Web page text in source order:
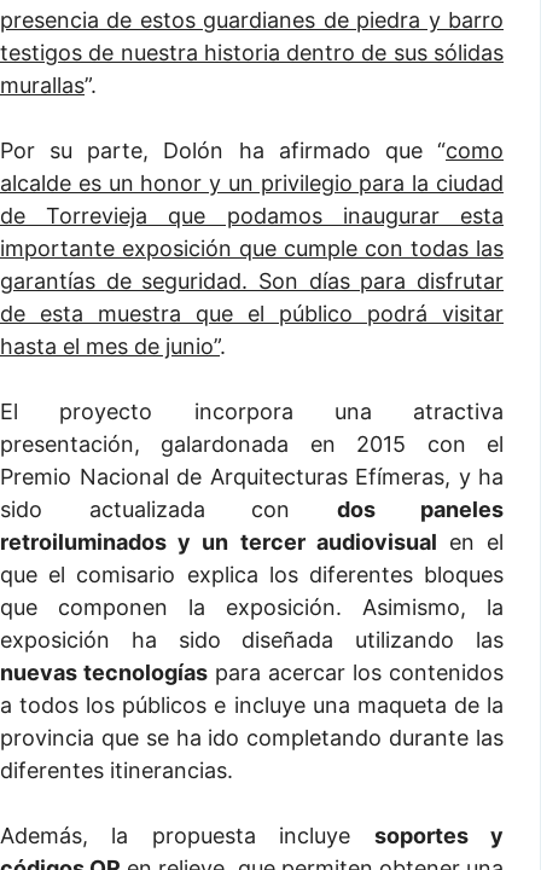
presencia de estos guardianes de piedra y barro
testigos de nuestra historia dentro de sus sólidas
murallas”.
Por su parte, Dolón ha afirmado que “como
alcalde es un honor y un privilegio para la ciudad
de Torrevieja que podamos inaugurar esta
importante exposición que cumple con todas las
garantías de seguridad. Son días para disfrutar
de esta muestra que el público podrá visitar
hasta el mes de junio”.
El proyecto incorpora una atractiva
presentación, galardonada en 2015 con el
Premio Nacional de Arquitecturas Efímeras, y ha
sido actualizada con dos paneles
retroiluminados y un tercer audiovisual en el
que el comisario explica los diferentes bloques
que componen la exposición. Asimismo, la
exposición ha sido diseñada utilizando las
nuevas tecnologías para acercar los contenidos
a todos los públicos e incluye una maqueta de la
provincia que se ha ido completando durante las
diferentes itinerancias.
Además, la propuesta incluye soportes y